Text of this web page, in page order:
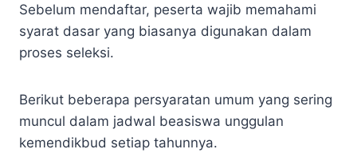
Sebelum mendaftar, peserta wajib memahami
syarat dasar yang biasanya digunakan dalam
proses seleksi.
Berikut beberapa persyaratan umum yang sering
muncul dalam jadwal beasiswa unggulan
kemendikbud setiap tahunnya.